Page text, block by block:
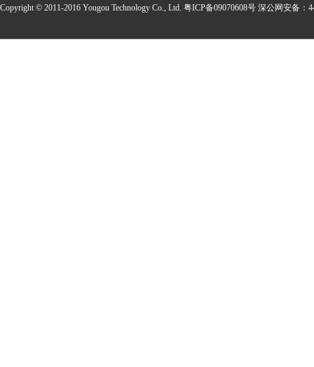
Copyright © 2011-2016 Yougou Technology Co., Ltd. 粤ICP备09070608号 深公网安备：